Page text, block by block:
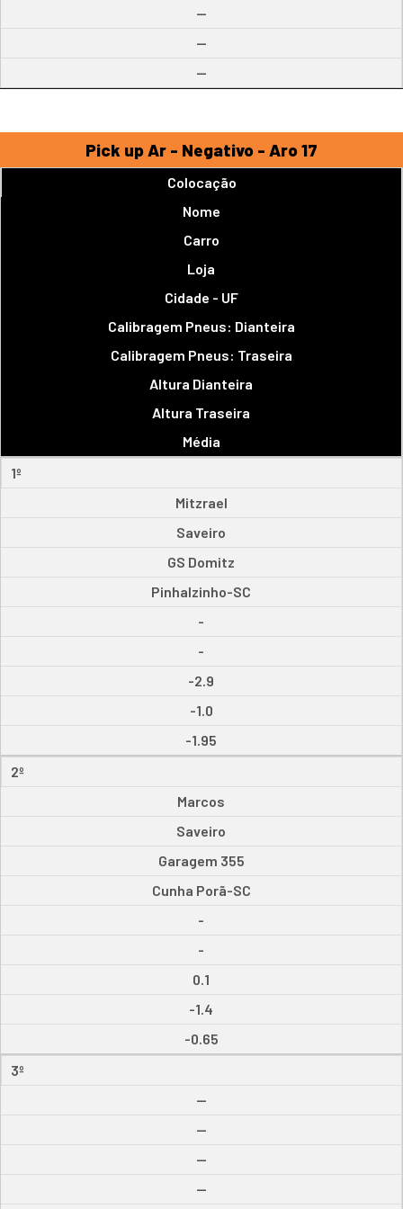
--
--
--
Pick up Ar - Negativo - Aro 17
Colocação
Nome
Carro
Loja
Cidade - UF
Calibragem Pneus: Dianteira
Calibragem Pneus: Traseira
Altura Dianteira
Altura Traseira
Média
1º
Mitzrael
Saveiro
GS Domitz
Pinhalzinho-SC
-
-
-2.9
-1.0
-1.95
2º
Marcos
Saveiro
Garagem 355
Cunha Porã-SC
-
-
0.1
-1.4
-0.65
3º
--
--
--
--